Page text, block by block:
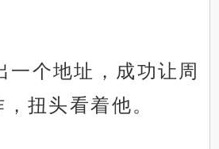
一个地址，成功让周
扭头看着他。